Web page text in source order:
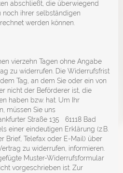
abschließt, die überwiegend
ihrer selbständigen
werden können.
vierzehn Tagen ohne Angabe
zu widerrufen. Die Widerrufsfrist
Tag, an dem Sie oder ein von
nicht der Beförderer ist, die
haben bzw. hat. Um Ihr
müssen Sie uns
Straße 135 61118 Bad
einer eindeutigen Erklärung (z.B.
Brief, Telefax oder E-Mail) über
zu widerrufen, informieren.
Muster-Widerrufsformular
vorgeschrieben ist. Zur